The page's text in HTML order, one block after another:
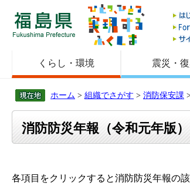
福島県
くらし・環境 震災・
ホーム > 組織でさがす > 消防保安課
消防防災年報（令和元年版）
各項目をクリックすると消防防災年報の